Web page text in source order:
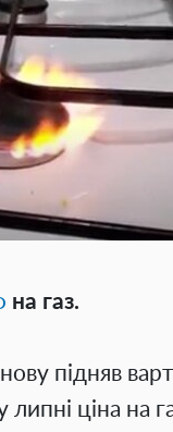
на газ.
підняв
ціна на